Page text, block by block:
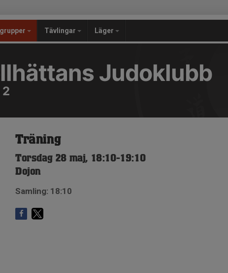
Tävlingar Läger
Judoklubb
Träning
Torsdag 28 maj, 18:10-19:10
Dojon
Samling: 18:10